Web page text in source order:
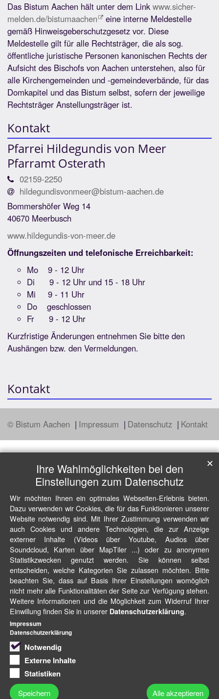
Das Bistum Aachen hält unter dem Linkwww.sicher-
melden.de/bistumaachen
eine interne Meldestelle
gemäß Hinweisgeberschutzgesetz vor. Diese
Meldestelle gilt für alle Rechtsträger, die als sog.
öffentliche juristische Personen kanonischen Rechts der
Aufsicht des Bischofs von Aachen unterstehen, also für
alle Kirchengemeinden und -gemeindeverbände, für das
Domkapitel und das Bistum selbst, sofern der jeweilige
Rechtsträger Anstellungsträger ist.
Kontakt
Pfarrei Hildegundis von Meer
Pfarramt Osterath
02159-2250
hildegundisvonmeer@bistum-aachen.de
Bommershöfer Weg 14
40670 Meerbusch
www.hildegundis-von-meer.de
Öffnungszeiten und telefonische Erreichbarkeit:
Mo 9 - 12 Uhr
Di 9 - 12 Uhr und 15 - 18 Uhr
Mi 9 - 11 Uhr
Do geschlossen
Fr 9 - 12 Uhr
Kurzfristige Änderungen entnehmen Sie bitte den
Aushängen bzw. den Vermeldungen.
Kontakt
© Bistum Aachen Impressum Datenschutz Kontakt
Ihre Wahlmöglichkeiten bei den
Einstellungen zum Datenschutz
Wir möchten Ihnen ein optimales Webseiten-Erlebnis bieten.
Dazu verwenden wir Cookies, die für das Funktionieren unserer
Website notwendig sind. Mit Ihrer Zustimmung verwenden wir
auch Cookies und andere Technologien, die zur Anzeige
externer Inhalte (Videos über Youtube, Audios über
Soundcloud, Karten über MapTiler ...) oder zu anonymen
Statistikzwecken genutzt werden. Sie können selbst
entscheiden, welche Kategorien Sie zulassen möchten. Bitte
beachten Sie, dass auf Basis Ihrer Einstellungen womöglich
nicht mehr alle Funktionalitäten der Seite zur Verfügung stehen.
Weitere Informationen und die Möglichkeit zum Widerruf Ihrer
Einwillung finden Sie in unserer Datenschutzerklärung.
Notwendig
Externe Inhalte
Statistiken
Speichern Alle akzeptieren
✕
Impressum
Datenschutzerklärung